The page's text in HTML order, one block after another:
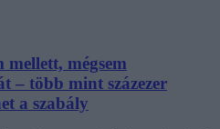
mellett, mégsem
– több mint százezer
a szabály